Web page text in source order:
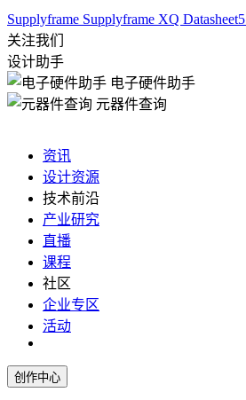
Supplyframe Supplyframe XQ Datasheet5
关注我们
设计助手
电子硬件助手
元器件查询
资讯
设计资源
技术前沿
产业研究
直播
课程
社区
企业专区
活动
创作中心